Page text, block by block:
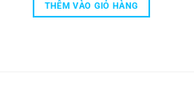
THÊM VÀO GIỎ HÀNG